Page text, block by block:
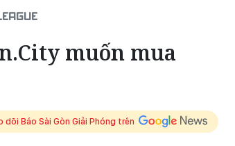
muốn mua
dõi Báo Sài Gòn Giải Phóng trên